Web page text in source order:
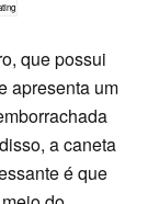
que possui
apresenta um
a caneta
é que